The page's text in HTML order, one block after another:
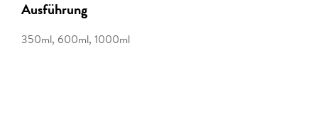
des Wortes sauer!
Ausführung
350ml, 600ml, 1000ml